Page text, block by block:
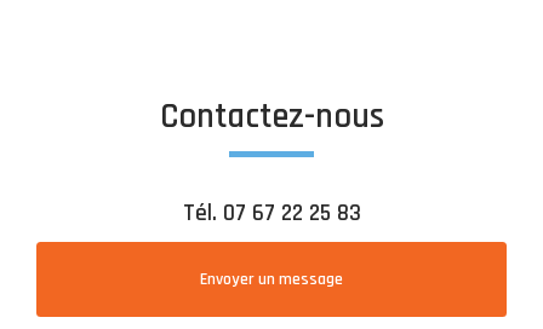
Contactez-nous
Tél. 07 67 22 25 83
Envoyer un message